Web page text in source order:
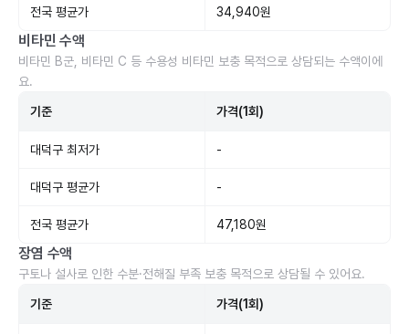
전국 평균가 34,940원
비타민 수액
비타민 B군, 비타민 C 등 수용성 비타민 보충 목적으로 상담되는 수액이에
요.
기준 가격(1회)
대덕구 최저가 -
대덕구 평균가 -
전국 평균가 47,180원
장염 수액
구토나 설사로 인한 수분·전해질 부족 보충 목적으로 상담될 수 있어요.
기준 가격(1회)